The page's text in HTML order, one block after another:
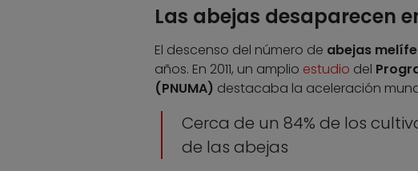
Las abejas desaparecen
El descenso del número de abejas
años. En 2011, un amplio estudio del
(PNUMA) destacaba la aceleración
Cerca de un 84% de los
de las abejas